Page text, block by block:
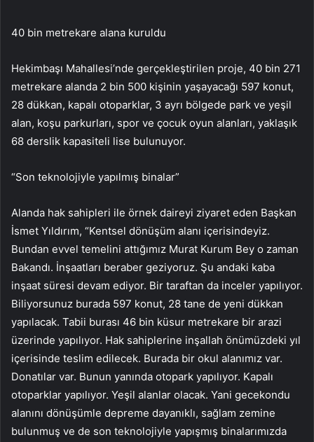
40 bin metrekare alana kuruldu
Hekimbaşı Mahallesi’nde gerçekleştirilen proje, 40 bin 271
metrekare alanda 2 bin 500 kişinin yaşayacağı 597 konut,
28 dükkan, kapalı otoparklar, 3 ayrı bölgede park ve yeşil
alan, koşu parkurları, spor ve çocuk oyun alanları, yaklaşık
68 derslik kapasiteli lise bulunuyor.
“Son teknolojiyle yapılmış binalar”
Alanda hak sahipleri ile örnek daireyi ziyaret eden Başkan
İsmet Yıldırım, “Kentsel dönüşüm alanı içerisindeyiz.
Bundan evvel temelini attığımız Murat Kurum Bey o zaman
Bakandı. İnşaatları beraber geziyoruz. Şu andaki kaba
inşaat süresi devam ediyor. Bir taraftan da inceler yapılıyor.
Biliyorsunuz burada 597 konut, 28 tane de yeni dükkan
yapılacak. Tabii burası 46 bin küsur metrekare bir arazi
üzerinde yapılıyor. Hak sahiplerine inşallah önümüzdeki yıl
içerisinde teslim edilecek. Burada bir okul alanımız var.
Donatılar var. Bunun yanında otopark yapılıyor. Kapalı
otoparklar yapılıyor. Yeşil alanlar olacak. Yani gecekondu
alanını dönüşümle depreme dayanıklı, sağlam zemine
bulunmuş ve de son teknolojiyle yapışmış binalarımızda